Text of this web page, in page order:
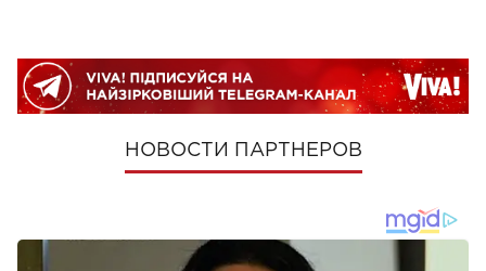
НОВОСТИ ПАРТНЕРОВ